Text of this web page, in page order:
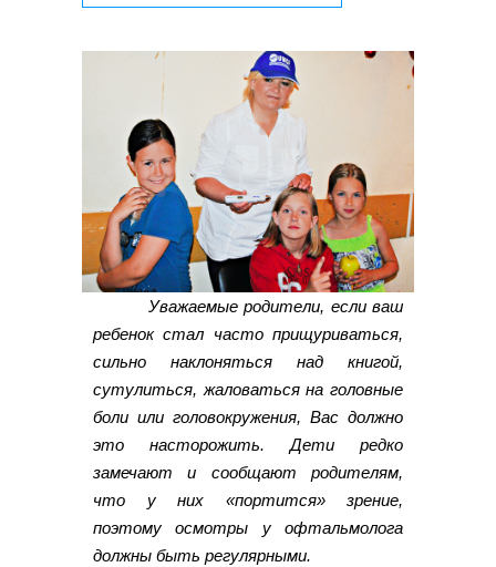
Уважаемые родители, если ваш
ребенок стал часто прищуриваться,
сильно наклоняться над книгой,
сутулиться, жаловаться на головные
боли или головокружения, Вас должно
это насторожить. Дети редко
замечают и сообщают родителям,
что у них «портится» зрение,
поэтому осмотры у офтальмолога
должны быть регулярными.